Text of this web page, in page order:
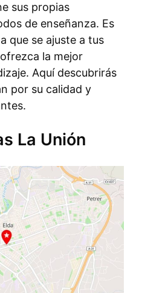
sus propias
de enseñanza. Es
que se ajuste a tus
la mejor
Aquí descubrirás
por su calidad y
La Unión